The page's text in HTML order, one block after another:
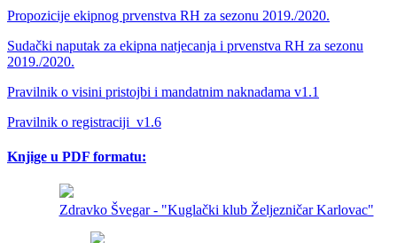
Propozicije ekipnog prvenstva RH za sezonu 2019./2020.
Sudački naputak za ekipna natjecanja i prvenstva RH za sezonu
2019./2020.
Pravilnik o visini pristojbi i mandatnim naknadama v1.1
Pravilnik o registraciji_v1.6
Knjige u PDF formatu:
Zdravko Švegar - "Kuglački klub Željezničar Karlovac"